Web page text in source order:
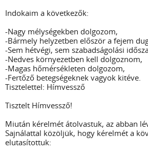
Indokaim a következők:
-Nagy mélységekben dolgozom,
-Bármely helyzetben először a fejem
-Sem hétvégi, sem szabadságolási
-Nedves környezetben kell dolgoznom,
-Magas hőmérsékleten dolgozom,
-Fertőző betegségeknek vagyok kitéve.
Tisztelettel: Hímvessző
Tisztelt Hímvessző!
Miután kérelmét átolvastuk, az abban
Sajnálattal közöljük, hogy kérelmét a
elutasítottuk: